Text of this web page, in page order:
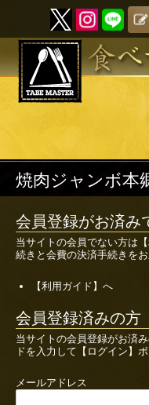
SKIP
焼肉ジャンボ本
会員登録がお済み
当サイトの会員でない方は
続きと会費の決済手続きをお
【利用ガイド】へ
会員登録済みの方
当サイトの会員登録がお済
ドを入力して【ログイン】
メールアドレス